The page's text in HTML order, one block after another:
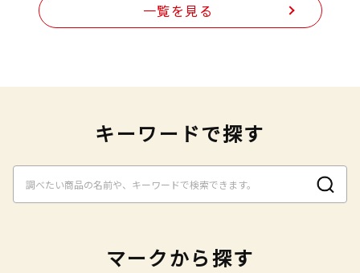
一覧を見る
キーワードで探す
マークから探す